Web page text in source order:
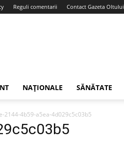
Reguli comentarii Contact Gazeta Oltului
NAȚIONALE SĂNĂTATE
2144-4b59-a5ea-4d029c5c03b5